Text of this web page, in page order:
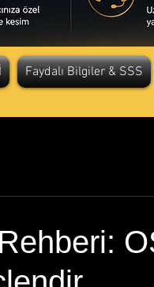
Faydalı Bilgiler & SSS